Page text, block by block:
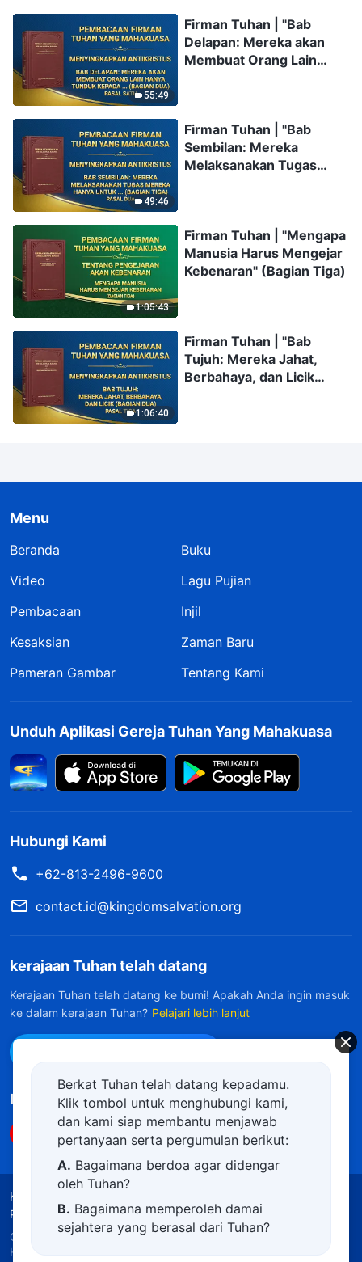
55:49
Firman Tuhan | "Bab
Delapan: Mereka akan
Membuat Orang Lain
(Bagian Dua)" (Pasal
Satu)
49:46
Firman Tuhan | "Bab
Sembilan: Mereka
Melaksanakan Tugas
dan Ambisi Mereka
Sendiri; Mereka Tidak
Pernah
Mengkhianati
Kepentingan Tersebut,
Menukarkannya dengan
1:05:43
Firman Tuhan | "Mengapa
Manusia Harus Mengejar
Kebenaran" (Bagian Tiga)
1:06:40
Firman Tuhan | "Bab
Tujuh: Mereka Jahat,
Berbahaya, dan Licik
Menu
Beranda
Buku
Video
Lagu Pujian
Pembacaan
Injil
Kesaksian
Zaman Baru
Pameran Gambar
Tentang Kami
Unduh Aplikasi Gereja Tuhan Yang Mahakuasa
Hubungi Kami
+62-813-2496-9600
contact.id@kingdomsalvation.org
kerajaan Tuhan telah datang
Kerajaan Tuhan telah datang ke bumi! Apakah Anda ingin masuk
ke dalam kerajaan Tuhan? Pelajari lebih lanjut
Ikuti Kami
Ketentuan Penggunaan
Penghargaan
Kebijakan Cookie
Copyright © 2026Gereja Tuhan Yang Mahakuasa.
Hak Cipta Dilindungi Undang-Undang.
Berkat Tuhan telah datang kepadamu.
Klik tombol untuk menghubungi kami,
dan kami siap membantu menjawab
pertanyaan serta pergumulan berikut:
A. Bagaimana berdoa agar didengar
oleh Tuhan?
B. Bagaimana memperoleh damai
sejahtera yang berasal dari Tuhan?